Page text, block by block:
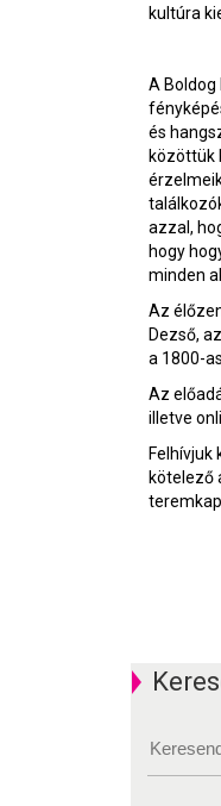
kultúra
A Boldog
és
közöttük
azzal,
hogy
minden
Az
Dezső,
a 1800-
Az
illetve
kötelező